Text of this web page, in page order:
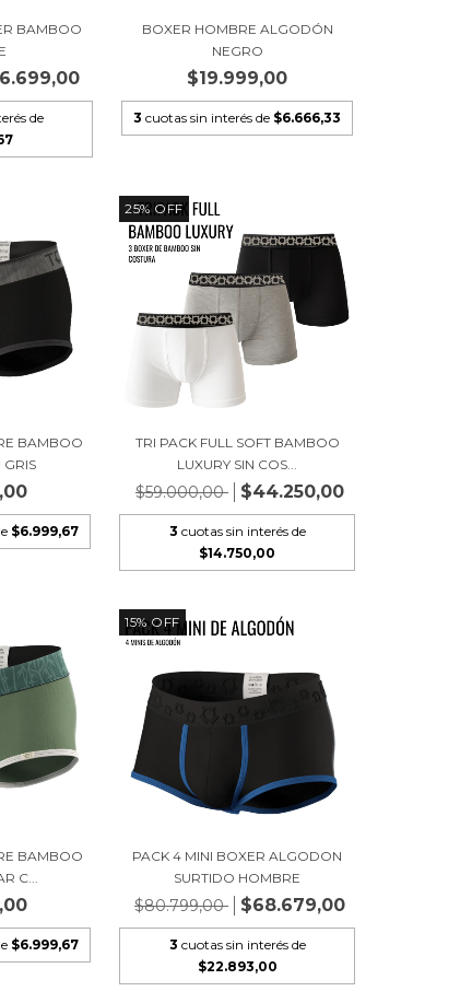
BAMBOO
de
BOXER HOMBRE ALGODÓN
NEGRO
$19.999,00
3 cuotas sin interés de $6.666,33
BAMBOO
$6.999,67
25% OFF
TRI PACK FULL SOFT BAMBOO
LUXURY SIN COS...
$59.000,00 $44.250,00
3 cuotas sin interés de
$14.750,00
BAMBOO
C...
$6.999,67
15%OFF
PACK 4 MINI BOXER ALGODON
SURTIDO HOMBRE
$80.799,00 $68.679,00
3 cuotas sin interés de
$22.893,00